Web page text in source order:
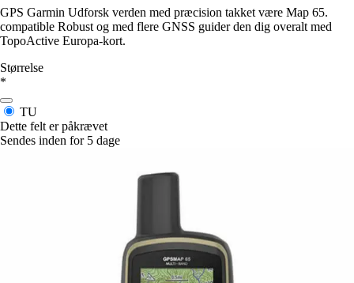
GPS Garmin Udforsk verden med præcision takket være Map 65.
compatible Robust og med flere GNSS guider den dig overalt med
TopoActive Europa-kort.
Størrelse
*
TU
Dette felt er påkrævet
Sendes inden for 5 dage